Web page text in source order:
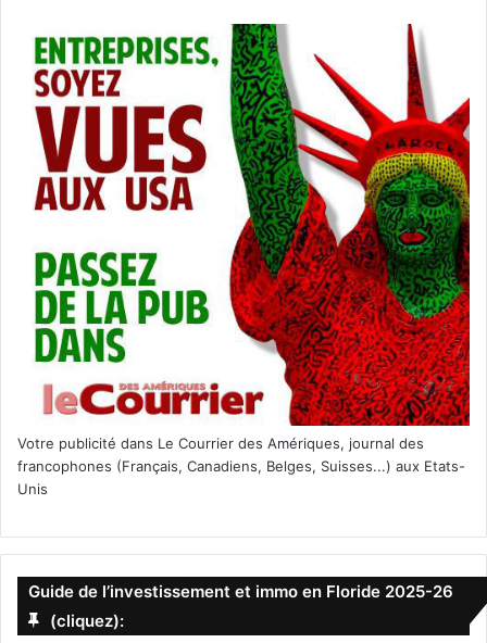
Votre publicité dans Le Courrier des Amériques, journal des
francophones (Français, Canadiens, Belges, Suisses...) aux Etats-
Unis
Guide de l’investissement et immo en Floride 2025-26
(cliquez):